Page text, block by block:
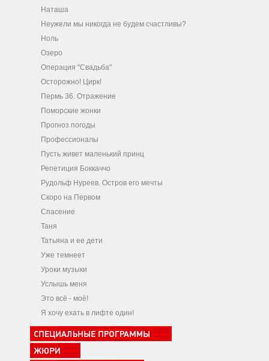
Наташа
Неужели мы никогда не будем счастливы?
Ноль
Озеро
Операция "Свадьба"
Осторожно! Цирк!
Пермь 36. Отражение
Поморские жонки
Прогноз погоды
Профессионалы
Пусть живет маленький принц
Репетиция Боккаччо
Рудольф Нуреев. Остров его мечты
Скоро на Первом
Спасение
Таня
Татьяна и ее дети
Уже темнеет
Уроки музыки
Услышь меня
Это всё - моё!
Я хочу ехать в лифте один!